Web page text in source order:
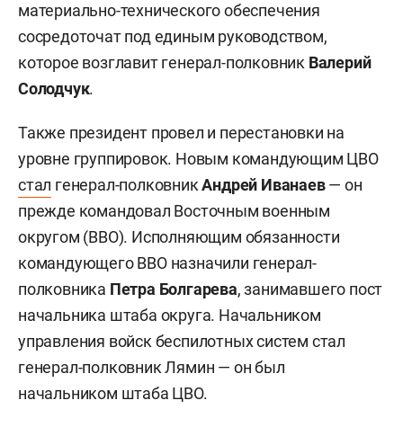
материально-технического обеспечения
сосредоточат под единым руководством,
которое возглавит генерал-полковник Валерий
Солодчук.
Также президент провел и перестановки на
уровне группировок. Новым командующим ЦВО
стал генерал-полковникАндрей Иванаев— он
прежде командовал Восточным военным
округом (ВВО). Исполняющим обязанности
командующего ВВО назначили генерал-
полковника Петра Болгарева, занимавшего пост
начальника штаба округа. Начальником
управления войск беспилотных систем стал
генерал-полковник Лямин — он был
начальником штаба ЦВО.